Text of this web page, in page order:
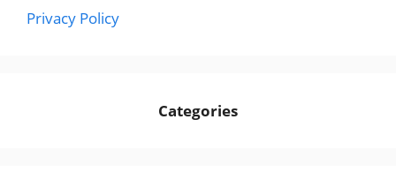
Privacy Policy
Categories